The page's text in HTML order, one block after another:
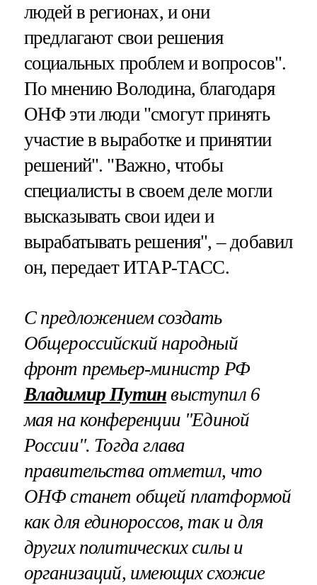
людей в регионах, и они
предлагают свои решения
социальных проблем и вопросов".
По мнению Володина, благодаря
ОНФ эти люди "смогут принять
участие в выработке и принятии
решений". "Важно, чтобы
специалисты в своем деле могли
высказывать свои идеи и
вырабатывать решения", – добавил
он, передает ИТАР-ТАСС.
С предложением создать
Общероссийский народный
фронт премьер-министр РФ
Владимир Путин выступил 6
мая на конференции "Единой
России". Тогда глава
правительства отметил, что
ОНФ станет общей платформой
как для единороссов, так и для
других политических силы и
организаций, имеющих схожие